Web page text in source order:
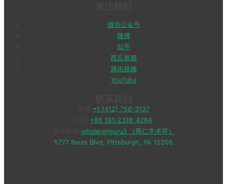
微信公众号
微博
知乎
西瓜视频
腾讯视频
YouTube
+1 (412) 756-3137
+86 191-2318-4284
wholerenguru3 （厚仁学术哥）
5777 Baum Blvd, Pittsburgh, PA 15206